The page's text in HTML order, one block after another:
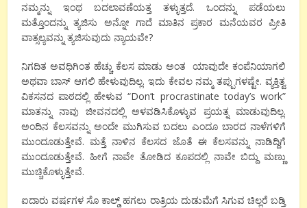
ನಮ್ಮನ್ನು ಇಂಥ ಬದಲಾವಣೆಯತ್ತ ತಳ್ಳುತ್ತದೆ. ಒಂದನ್ನು ಪಡೆಯಲು
ಮತ್ತೊಂದನ್ನು ತ್ಯಜಿಸು ಅನ್ನೋ ಗಾದೆ ಮಾತಿನ ಪ್ರಕಾರ ಮನೆಯವರ ಪ್ರೀತಿ
ವಾತ್ಸಲ್ಯವನ್ನು ತ್ಯಜಿಸುವುದು ನ್ಯಾಯವೇ?
ನಿಗದಿತ ಅವಧಿಗಿಂತ ಹೆಚ್ಚು ಕೆಲಸ ಮಾಡು ಅಂತ ಯಾವುದೇ ಕಂಪೆನಿಯಾಗಲಿ
ಅಥವಾ ಬಾಸ್ ಆಗಲಿ ಹೇಳುವುದಿಲ್ಲ. ಇದು ಕೇವಲ ನಮ್ಮ ತಪ್ಪುಗಳಷ್ಟೇ. ವ್ಯಕ್ತಿತ್ವ
ವಿಕಸನದ ಪಾಠದಲ್ಲಿ ಹೇಳುವ “Don’t procrastinate today’s work”
ಮಾತನ್ನು ನಾವು ಜೀವನದಲ್ಲಿ ಅಳವಡಿಸಿಕೊಳ್ಳುವ ಪ್ರಯತ್ನ ಮಾಡುವುದಿಲ್ಲ.
ಅಂದಿನ ಕೆಲಸವನ್ನು ಅಂದೇ ಮುಗಿಸುವ ಬದಲು ಎಂದೂ ಬಾರದ ನಾಳೆಗಳಿಗೆ
ಮುಂದೂಡುತ್ತೇವೆ. ಮತ್ತೆ ನಾಳಿನ ಕೆಲಸದ ಜೊತೆ ಈ ಕೆಲಸವನ್ನು ನಾಡಿದ್ದಿಗೆ
ಮುಂದೂಡುತ್ತೇವೆ. ಹೀಗೆ ನಾವೇ ತೋಡಿದ ಕೂಪದಲ್ಲಿ ನಾವೇ ಬಿದ್ದು ಮಣ್ಣು
ಮುಚ್ಚಿಕೊಳ್ಳುತ್ತೇವೆ.
ಐದಾರು ವರ್ಷಗಳ ಸೊ ಕಾಲ್ಡ್ ಹಗಲು ರಾತ್ರಿಯ ದುಡುಮೆಗೆ ಸಿಗುವ ಚಿಲ್ಲರೆ ಬಡ್ತಿ